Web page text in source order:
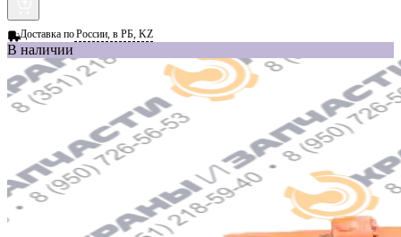
Доставка поРоссии, в РБ, KZ
В наличии